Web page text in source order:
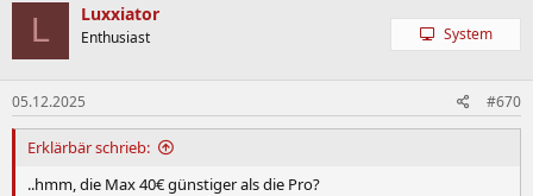
L Luxxiator
Enthusiast System
05.12.2025 #670
Erklärbär schrieb:
..hmm, die Max 40€ günstiger als die Pro?